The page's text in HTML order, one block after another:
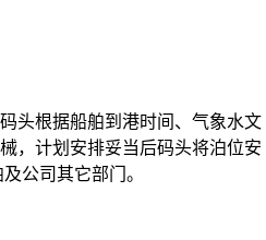
根据船舶到港时间、气象水文
，计划安排妥当后码头将泊位安
公司其它部门。